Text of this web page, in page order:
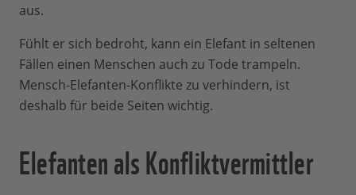
aus.
Fühlt er sich bedroht, kann ein Elefant in seltenen
Fällen einen Menschen auch zu Tode trampeln.
Mensch-Elefanten-Konflikte zu verhindern, ist
deshalb für beide Seiten wichtig.
Elefanten als Konfliktvermittler